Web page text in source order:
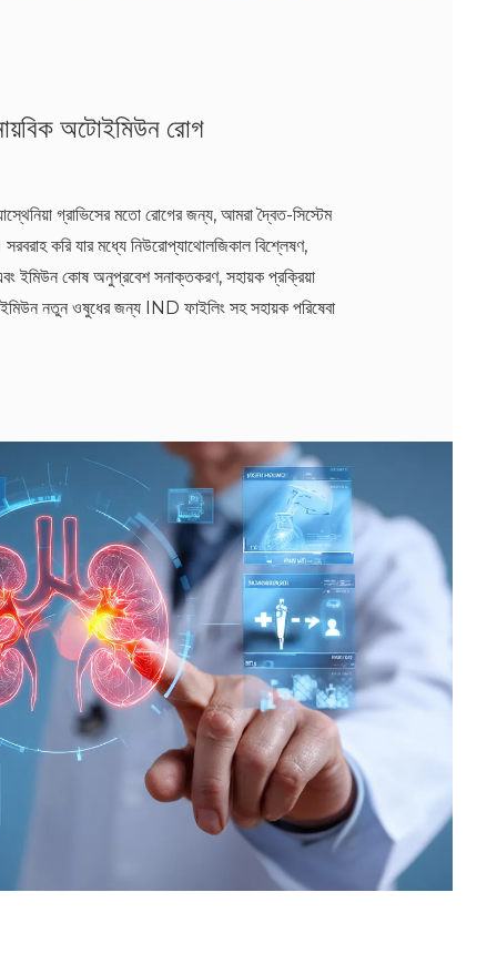
অটোইমিউন রোগ
গ্রাভিসের মতো রোগের জন্য, আমরা দ্বৈত-সিস্টেম
করি যার মধ্যে নিউরোপ্যাথোলজিকাল বিশ্লেষণ,
ইমিউন কোষ অনুপ্রবেশ সনাক্তকরণ, সহায়ক প্রক্রিয়া
নতুন ওষুধের জন্য IND ফাইলিং সহ সহায়ক পরিষেবা